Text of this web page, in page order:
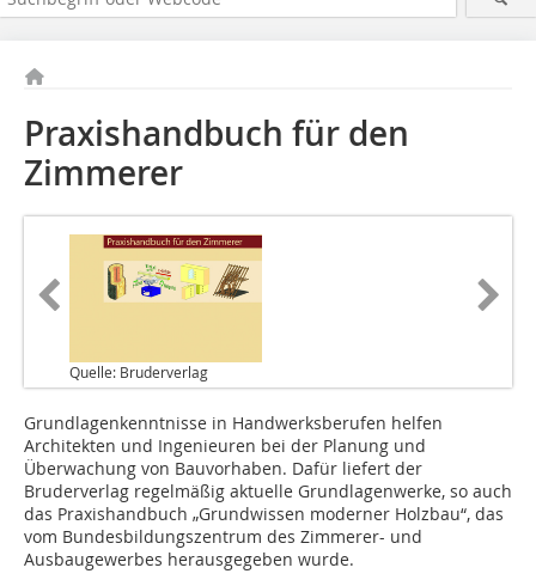
Praxishandbuch für den
Zimmerer
Quelle: Bruderverlag
Grundlagenkenntnisse in Handwerksberufen helfen
Architekten und Ingenieuren bei der Planung und
Überwachung von Bauvorhaben. Dafür liefert der
Bruderverlag regelmäßig aktuelle Grundlagenwerke, so auch
das Praxishandbuch „Grundwissen moderner Holzbau“, das
vom Bundesbildungszentrum des Zimmerer- und
Ausbaugewerbes herausgegeben wurde.